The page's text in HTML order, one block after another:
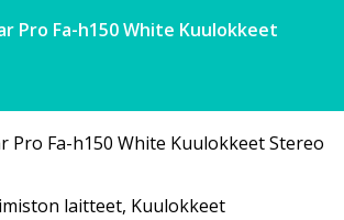
Pro Fa-h150 White Kuulokkeet
laitteet, Kuulokkeet